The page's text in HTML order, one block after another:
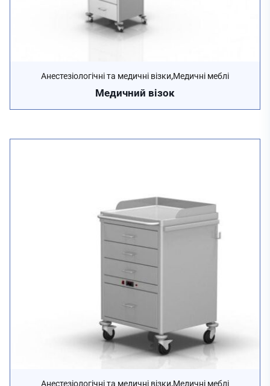
Анестезіологічні та медичні візки,Медичні меблі
Медичний візок
Анестезіологічні та медичні візки,Медичні меблі